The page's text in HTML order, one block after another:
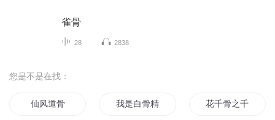
雀骨
28 2838
您是不是在找：
仙风道骨 我是白骨精 花千骨之千若之恋